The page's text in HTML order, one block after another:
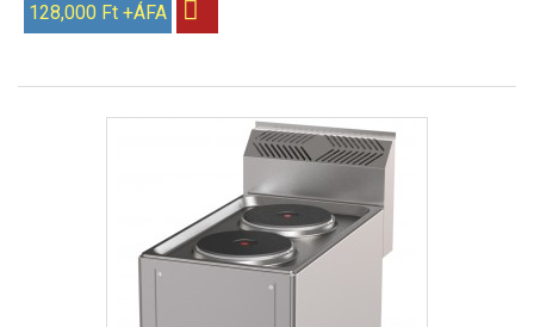
128,000 Ft +ÁFA